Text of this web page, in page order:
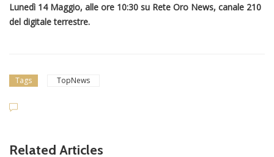
Lunedì 14 Maggio, alle ore 10:30 su Rete Oro News, canale 210
del digitale terrestre.
Tags TopNews
Related Articles